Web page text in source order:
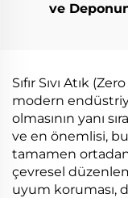
ve
Kristalleştirici
Sıfır Sıvı Atık
modern
olmasının yanı
ve en önemlisi, bu
tamamen ortadan
çevresel
uyum koruması,